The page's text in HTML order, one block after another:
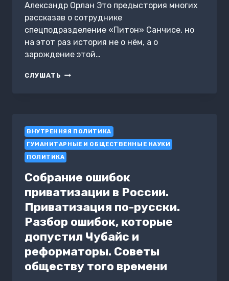
Александр Орлан Это предыстория многих
рассказав о сотруднике
спецподразделение «Питон» Санчисе, но
на этот раз история не о нём, а о
зарождение этой…
СЛУШАТЬ КОРОЛЬ
ВНУТРЕННЯЯ ПОЛИТИКА
ГУМАНИТАРНЫЕ И ОБЩЕСТВЕННЫЕ НАУКИ
ПОЛИТИКА
Собрание ошибок
приватизации в России.
Приватизация по-русски.
Разбор ошибок, которые
допустил Чубайс и
реформаторы. Советы
обществу того времени